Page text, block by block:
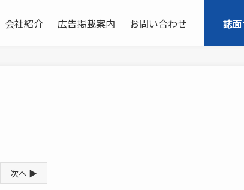
会社紹介 広告掲載案内 お問い合わせ 誌
次へ ▶